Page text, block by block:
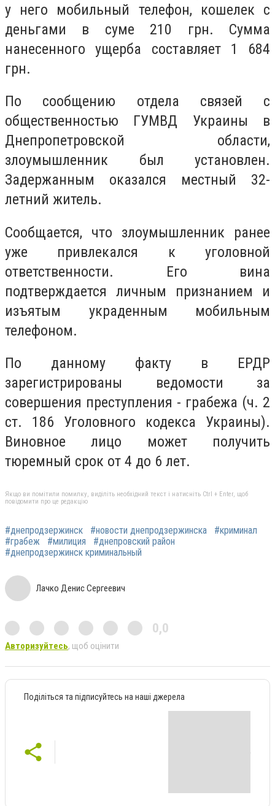
у него мобильный телефон, кошелек с
деньгами в суме 210 грн. Сумма
нанесенного ущерба составляет 1 684
грн.
По сообщению отдела связей с
общественностью ГУМВД Украины в
Днепропетровской области,
злоумышленник был установлен.
Задержанным оказался местный 32-
летний житель.
Сообщается, что злоумышленник ранее
уже привлекался к уголовной
ответственности. Его вина
подтверждается личным признанием и
изъятым украденным мобильным
телефоном.
По данному факту в ЕРДР
зарегистрированы ведомости за
совершения преступления - грабежа (ч. 2
ст. 186 Уголовного кодекса Украины).
Виновное лицо может получить
тюремный срок от 4 до 6 лет.
Якщо ви помітили помилку, виділіть необхідний текст і натисніть Ctrl + Enter, щоб
повідомити про це редакцію
#днепродзержинск #новости днепродзержинска
#криминал
#грабеж
#милиция
#днепровский район
#днепродзержинск криминальный
Лачко Денис Сергеевич
0,0
Авторизуйтесь, щоб оцінити
Поділіться та підписуйтесь на наші джерела